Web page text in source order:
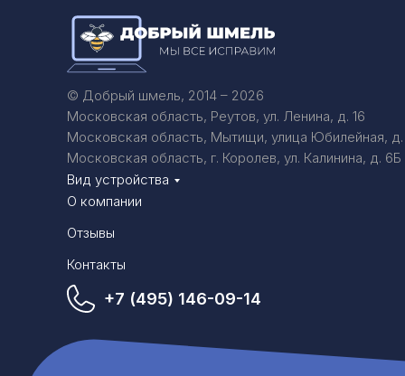
Вид устройства
О компании
Отзывы
Контакты
+7 (495) 146-09-14
© Добрый шмель, 2014 – 2026
Московская область, Реутов, ул. Ленина, д. 16
Московская область, Мытищи, улица Юбилейная,
Московская область, г. Королев, ул. Калинина, д. 6Б